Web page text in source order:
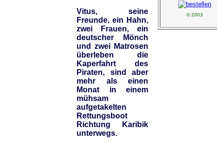
Vitus, seine
Freunde, ein Hahn,
zwei Frauen, ein
deutscher Mönch
und zwei Matrosen
überleben die
Kaperfahrt des
Piraten, sind aber
mehr als einen
Monat in einem
mühsam
aufgetakelten
Rettungsboot
Richtung Karibik
unterwegs.
© 2003